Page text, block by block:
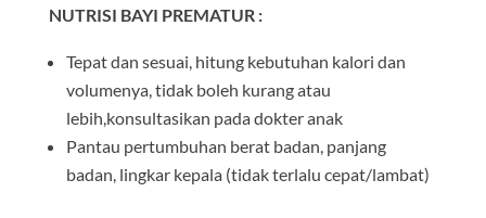
NUTRISI BAYI PREMATUR :
Tepat dan sesuai, hitung kebutuhan kalori dan
volumenya, tidak boleh kurang atau
lebih,konsultasikan pada dokter anak
Pantau pertumbuhan berat badan, panjang
badan, lingkar kepala (tidak terlalu cepat/lambat)